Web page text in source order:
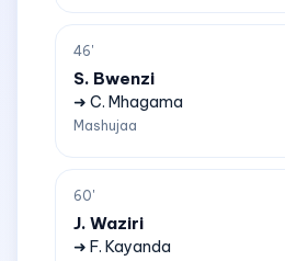
46'
S. Bwenzi
➜ C. Mhagama
Mashujaa
60'
J. Waziri
➜ F. Kayanda